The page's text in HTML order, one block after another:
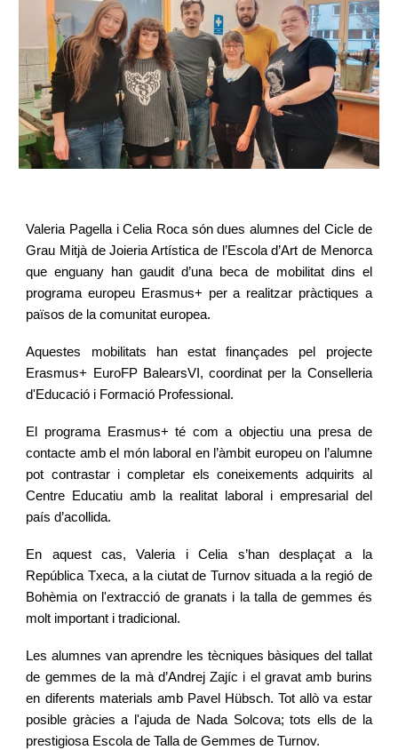
Valeria Pagella i Celia Roca són dues alumnes del Cicle de
Grau Mitjà de Joieria Artística de l’Escola d’Art de Menorca
que enguany han gaudit d’una beca de mobilitat dins el
programa europeu Erasmus+ per a realitzar pràctiques a
països de la comunitat europea.
Aquestes mobilitats han estat finançades pel projecte
Erasmus+ EuroFP BalearsVI, coordinat per la Conselleria
d'Educació i Formació Professional.
El programa Erasmus+ té com a objectiu una presa de
contacte amb el món laboral en l’àmbit europeu on l’alumne
pot contrastar i completar els coneixements adquirits al
Centre Educatiu amb la realitat laboral i empresarial del
país d’acollida.
En aquest cas, Valeria i Celia s’han desplaçat a la
República Txeca, a la ciutat de Turnov situada a la regió de
Bohèmia on l'extracció de granats i la talla de gemmes és
molt important i tradicional.
Les alumnes van aprendre les tècniques bàsiques del tallat
de gemmes de la mà d’Andrej Zajíc i el gravat amb burins
en diferents materials amb Pavel Hübsch. Tot allò va estar
posible gràcies a l'ajuda de Nada Solcova; tots ells de la
prestigiosa Escola de Talla de Gemmes de Turnov.